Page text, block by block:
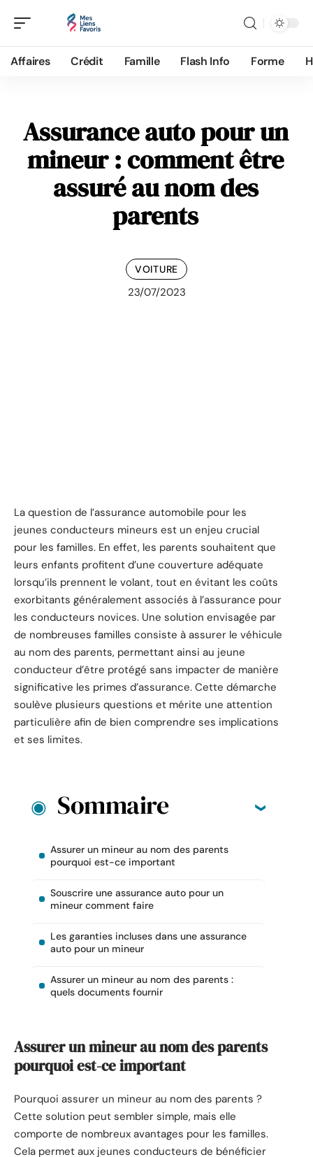
Affaires Crédit Famille Flash Info Forme
Assurance auto pour un
mineur : comment être
assuré au nom des
parents
VOITURE
23/07/2023
La question de l’assurance automobile pour les
jeunes conducteurs mineurs est un enjeu crucial
pour les familles. En effet, les parents souhaitent que
leurs enfants profitent d’une couverture adéquate
lorsqu’ils prennent le volant, tout en évitant les coûts
exorbitants généralement associés à l’assurance pour
les conducteurs novices. Une solution envisagée par
de nombreuses familles consiste à assurer le véhicule
au nom des parents, permettant ainsi au jeune
conducteur d’être protégé sans impacter de manière
significative les primes d’assurance. Cette démarche
soulève plusieurs questions et mérite une attention
particulière afin de bien comprendre ses implications
et ses limites.
Sommaire
Assurer un mineur au nom des parents
pourquoi est-ce important
Souscrire une assurance auto pour un
mineur comment faire
Les garanties incluses dans une assurance
auto pour un mineur
Assurer un mineur au nom des parents :
quels documents fournir
Assurer un mineur au nom des parents
pourquoi est-ce important
Pourquoi assurer un mineur au nom des parents ?
Cette solution peut sembler simple, mais elle
comporte de nombreux avantages pour les familles.
Cela permet aux jeunes conducteurs de bénéficier